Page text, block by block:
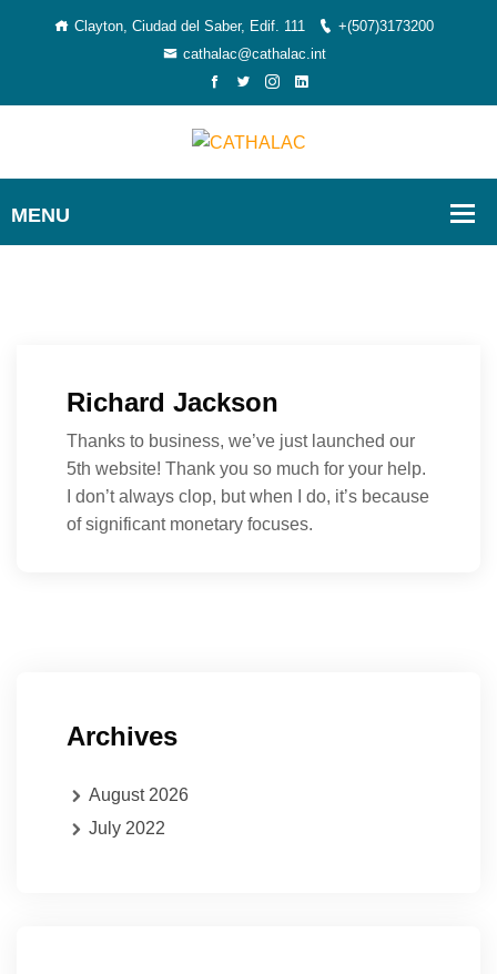
Clayton, Ciudad del Saber, Edif. 111
+(507)3173200
cathalac@cathalac.int
Richard Jackson
Thanks to business, we’ve just launched our
5th website! Thank you so much for your help.
I don’t always clop, but when I do, it’s because
of significant monetary focuses.
Archives
August 2026
July 2022